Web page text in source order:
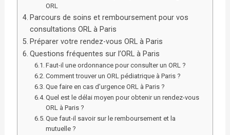
ORL
Parcours de soins et remboursement pour vos
consultations ORL à Paris
Préparer votre rendez-vous ORL à Paris
Questions fréquentes sur l’ORL à Paris
Faut-il une ordonnance pour consulter un ORL ?
Comment trouver un ORL pédiatrique à Paris ?
Que faire en cas d’urgence ORL à Paris ?
Quel est le délai moyen pour obtenir un rendez-vous
ORL à Paris ?
Que faut-il savoir sur le remboursement et la
mutuelle ?